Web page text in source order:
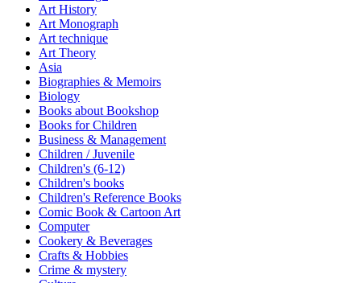
Art History
Art Monograph
Art technique
Art Theory
Asia
Biographies & Memoirs
Biology
Books about Bookshop
Books for Children
Business & Management
Children / Juvenile
Children's (6-12)
Children's books
Children's Reference Books
Comic Book & Cartoon Art
Computer
Cookery & Beverages
Crafts & Hobbies
Crime & mystery